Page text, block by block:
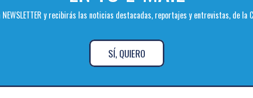
y recibirás las noticias destacadas, reportajes y entrevistas, de la
SÍ, QUIERO